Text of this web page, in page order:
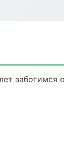
заботимся